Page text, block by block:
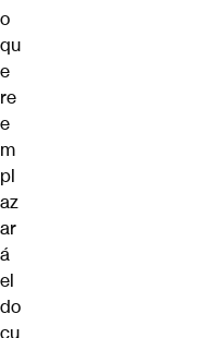
o
qu
e
re
e
m
pl
az
ar
á
el
do
cu